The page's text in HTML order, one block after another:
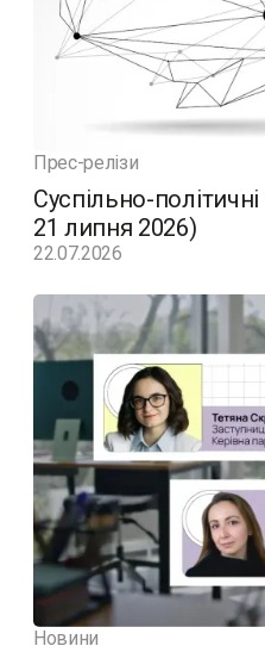
Прес-релізи
Суспільно-політичні
21 липня 2026)
22.07.2026
Новини